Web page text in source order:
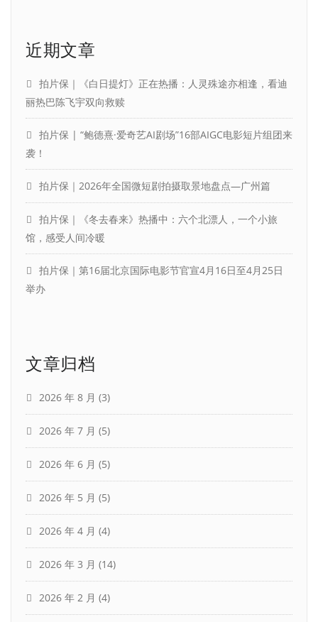
近期文章
拍片保｜《白日提灯》正在热播：人灵殊途亦相逢，看迪
丽热巴陈飞宇双向救赎
拍片保 | “鲍德熹·爱奇艺AI剧场”16部AIGC电影短片组团来
袭！
拍片保｜2026年全国微短剧拍摄取景地盘点—广州篇
拍片保｜《冬去春来》热播中：六个北漂人，一个小旅
馆，感受人间冷暖
拍片保｜第16届北京国际电影节官宣4月16日至4月25日
举办
文章归档
2026 年 8 月 (3)
2026 年 7 月 (5)
2026 年 6 月 (5)
2026 年 5 月 (5)
2026 年 4 月 (4)
2026 年 3 月 (14)
2026 年 2 月 (4)